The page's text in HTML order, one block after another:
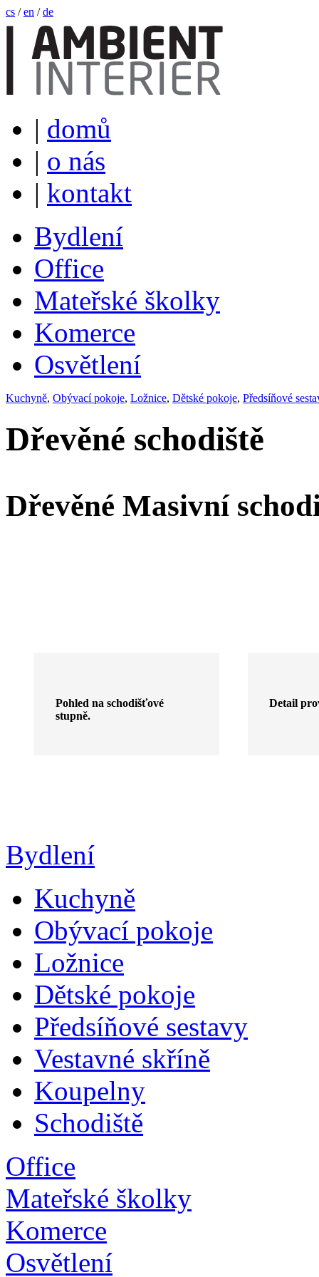
cs /en /de
| domů
| o nás
| kontakt
Bydlení
Office
Mateřské školky
Komerce
Osvětlení
Kuchyně, Obývací pokoje, Ložnice, Dětské pokoje, Předsíňové
Dřevěné schodiště
Dřevěné Masivní
Pohled na schodišťové
stupně.
Detail
Bydlení
Kuchyně
Obývací pokoje
Ložnice
Dětské pokoje
Předsíňové sestavy
Vestavné skříně
Koupelny
Schodiště
Office
Mateřské školky
Komerce
Osvětlení